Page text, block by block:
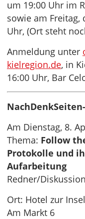
um 19:00 Uhr im
sowie am Freitag,
Uhr, (Ort steht
Anmeldung unter
kielregion.de, in
16:00 Uhr, Bar
Am Dienstag, 8.
Thema: Follow
Protokolle und
Aufarbeitung
Redner/
Ort: Hotel zur Insel
Am Markt 6